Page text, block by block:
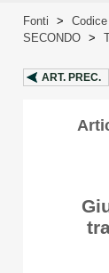
Fonti >
SECONDO >
ART. PREC.